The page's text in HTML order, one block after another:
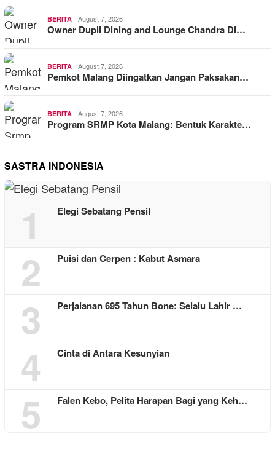
BERITA August 7, 2026
Owner Dupli Dining and Lounge Chandra Di…
BERITA August 7, 2026
Pemkot Malang Diingatkan Jangan Paksakan…
BERITA August 7, 2026
Program SRMP Kota Malang: Bentuk Karakte…
SASTRA INDONESIA
1 Elegi Sebatang Pensil
2 Puisi dan Cerpen : Kabut Asmara
3 Perjalanan 695 Tahun Bone: Selalu Lahir …
4 Cinta di Antara Kesunyian
5 Falen Kebo, Pelita Harapan Bagi yang Keh…